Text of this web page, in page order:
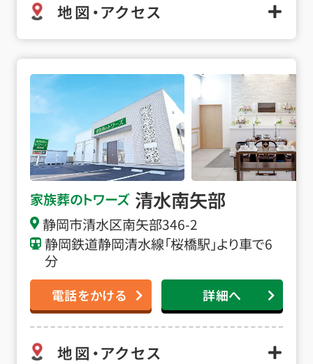
地図・アクセス
家族葬のトワーズ 清水南矢部
静岡市清水区南矢部346-2
静岡鉄道静岡清水線「桜橋駅」より車で6
分
電話をかける 詳細へ
地図・アクセス